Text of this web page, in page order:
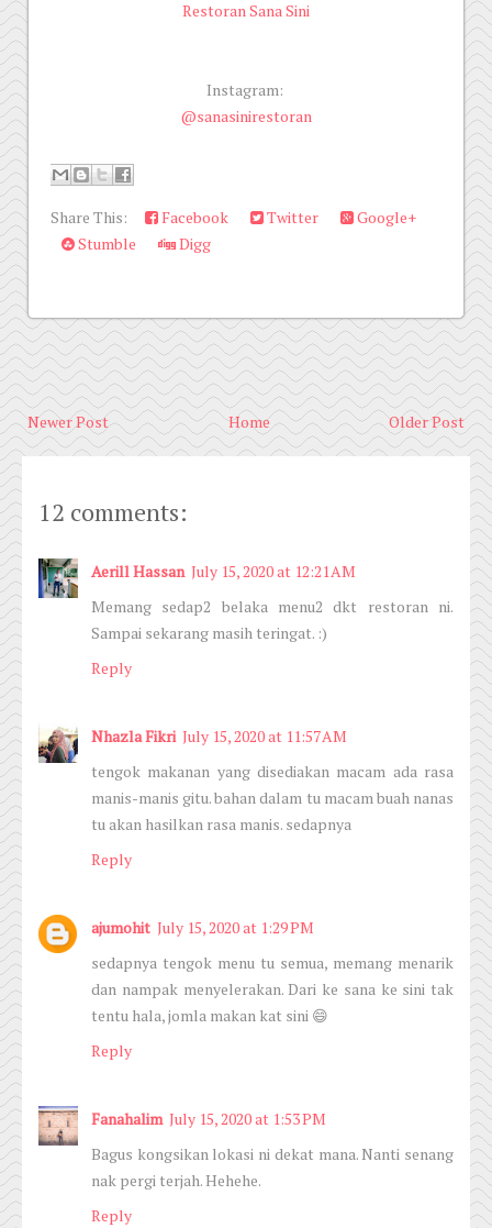
Restoran Sana Sini
Instagram:
@sanasinirestoran
Share This: Facebook Twitter
Google+
Stumble
Digg
Newer Post Older Post
Home
12 comments:
Aerill Hassan July 15, 2020 at 12:21 AM
Memang sedap2 belaka menu2 dkt restoran ni.
Sampai sekarang masih teringat. :)
Reply
Nhazla Fikri July 15, 2020 at 11:57 AM
tengok makanan yang disediakan macam ada rasa
manis-manis gitu. bahan dalam tu macam buah nanas
tu akan hasilkan rasa manis. sedapnya
Reply
ajumohit July 15, 2020 at 1:29 PM
sedapnya tengok menu tu semua, memang menarik
dan nampak menyelerakan. Dari ke sana ke sini tak
tentu hala, jomla makan kat sini 😄
Reply
Fanahalim July 15, 2020 at 1:53 PM
Bagus kongsikan lokasi ni dekat mana. Nanti senang
nak pergi terjah. Hehehe.
Reply